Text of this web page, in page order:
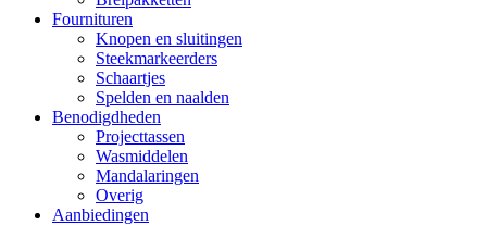
Fournituren
Knopen en sluitingen
Steekmarkeerders
Schaartjes
Spelden en naalden
Benodigdheden
Projecttassen
Wasmiddelen
Mandalaringen
Overig
Aanbiedingen